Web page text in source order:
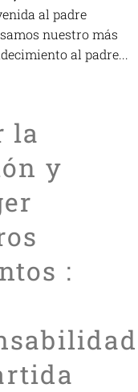
al padre
nuestro más
al padre...
la
y
: